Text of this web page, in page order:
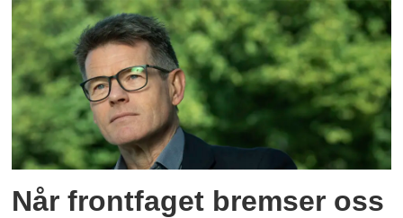
Når frontfaget bremser oss